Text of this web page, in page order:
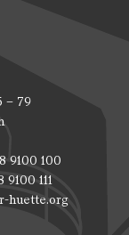
– 79
9100 100
111
huette.org